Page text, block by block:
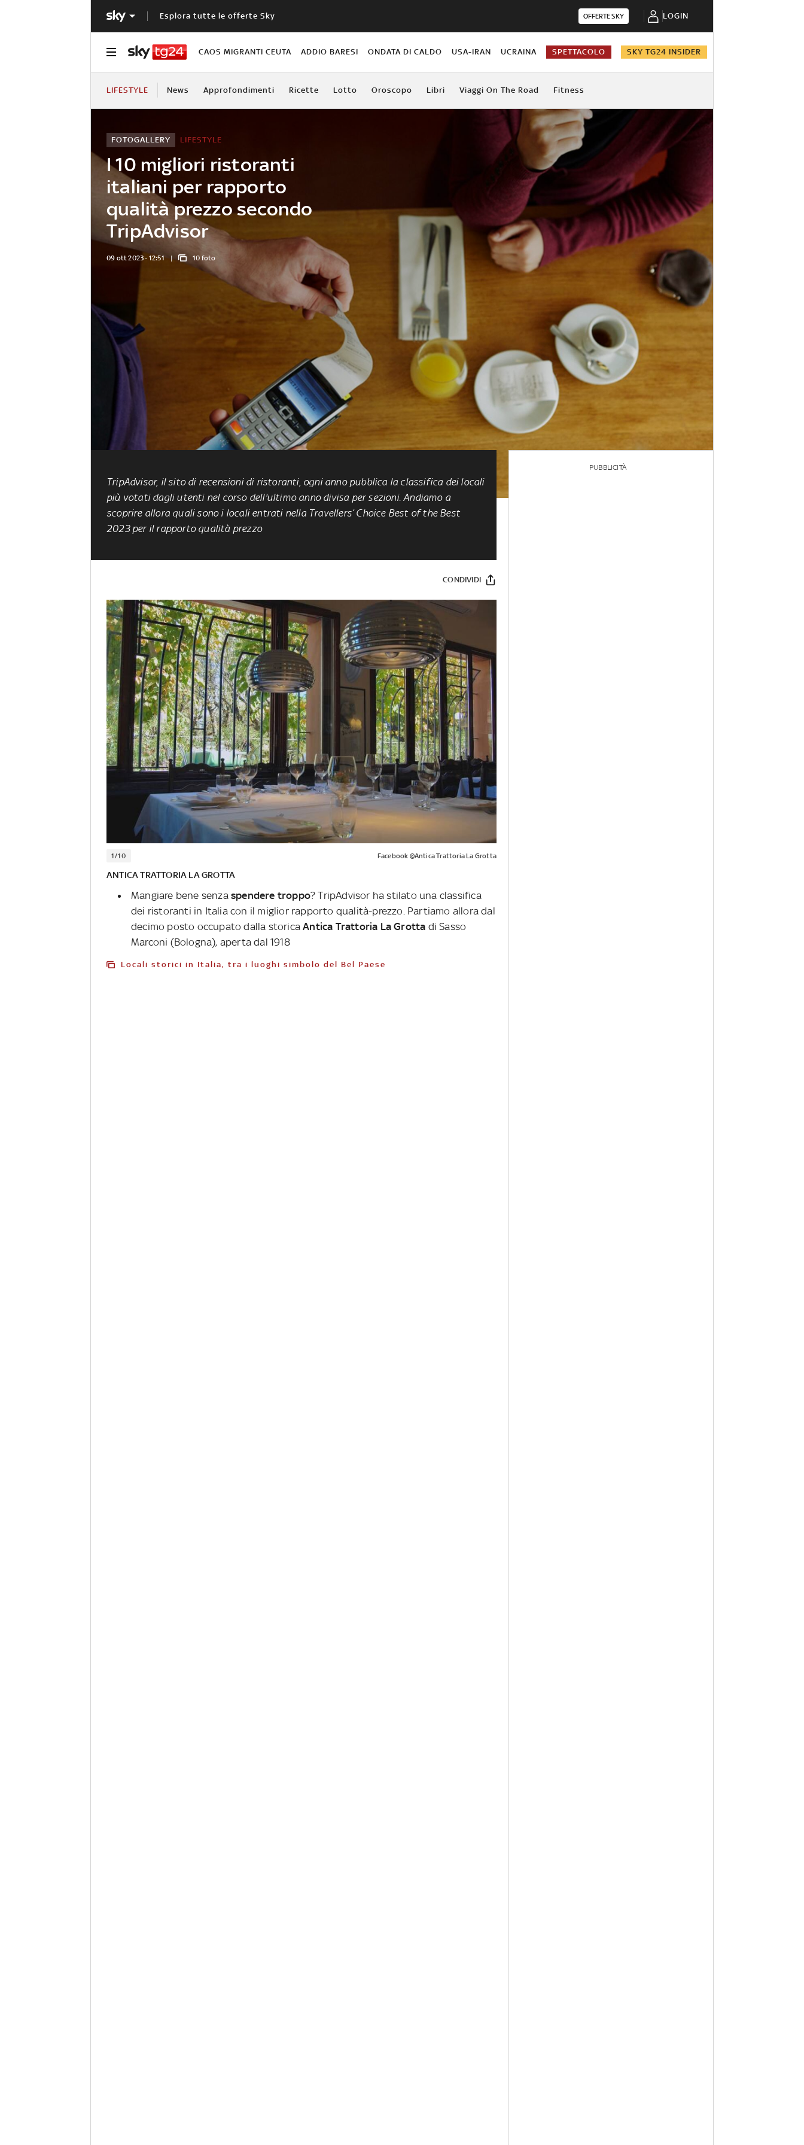
Esplora tutte le offerte Sky OFFERTE SKY LOGIN
CAOS MIGRANTI CEUTA ADDIO BARESI ONDATA DI CALDO USA-IRAN UCRAINA SPETTACOLO SKY TG24 INSIDER
LIFESTYLE News Approfondimenti Ricette Lotto Oroscopo Libri Viaggi On The Road Fitness
I 10 migliori ristoranti
italiani per rapporto
qualità prezzo secondo
TripAdvisor
LIFESTYLE
FOTOGALLERY
09 ott 2023 - 12:51 10 foto
TripAdvisor, il sito di recensioni di ristoranti, ogni anno pubblica la classifica dei locali
più votati dagli utenti nel corso dell'ultimo anno divisa per sezioni. Andiamo a
scoprire allora quali sono i locali entrati nella Travellers’ Choice Best of the Best
2023 per il rapporto qualità prezzo
CONDIVIDI
1/10 Facebook @Antica Trattoria La Grotta
ANTICA TRATTORIA LA GROTTA
Mangiare bene senza spendere troppo? TripAdvisor ha stilato una classifica
dei ristoranti in Italia con il miglior rapporto qualità-prezzo. Partiamo allora dal
decimo posto occupato dalla storicaAntica Trattoria La Grotta di Sasso
Marconi (Bologna), aperta dal 1918
Locali storici in Italia, tra i luoghi simbolo del Bel Paese
PUBBLICITÀ